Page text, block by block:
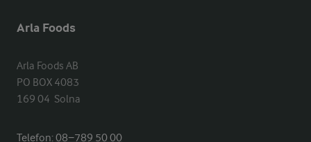
Arla Foods
Arla Foods AB
PO BOX 4083
169 04  Solna
Telefon:08−789 50 00